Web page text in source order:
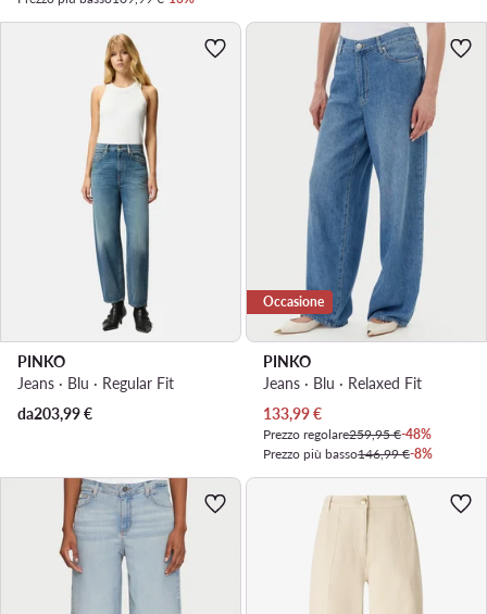
PINKO
Jeans · Blu · Regular Fit
da203,99€
Occasione
PINKO
Jeans · Blu · Relaxed Fit
Prezzo attuale
133,99€
Prezzo regolare259,95 €-48%
Prezzo più basso146,99 €-8%